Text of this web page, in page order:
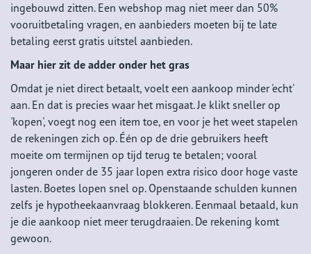
ingebouwd zitten. Een webshop mag niet meer dan 50%
vooruitbetaling vragen, en aanbieders moeten bij te late
betaling eerst gratis uitstel aanbieden.
Maar hier zit de adder onder het gras
Omdat je niet direct betaalt, voelt een aankoop minder 'echt'
aan. En dat is precies waar het misgaat. Je klikt sneller op
'kopen', voegt nog een item toe, en voor je het weet stapelen
de rekeningen zich op. Één op de drie gebruikers heeft
moeite om termijnen op tijd terug te betalen; vooral
jongeren onder de 35 jaar lopen extra risico door hoge vaste
lasten. Boetes lopen snel op. Openstaande schulden kunnen
zelfs je hypotheekaanvraag blokkeren. Eenmaal betaald, kun
je die aankoop niet meer terugdraaien. De rekening komt
gewoon.